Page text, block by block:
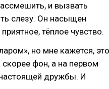
и вызвать
слезу. Он насыщен
тёплое чувство.
но мне кажется, это
фон, а на первом
дружбы. И